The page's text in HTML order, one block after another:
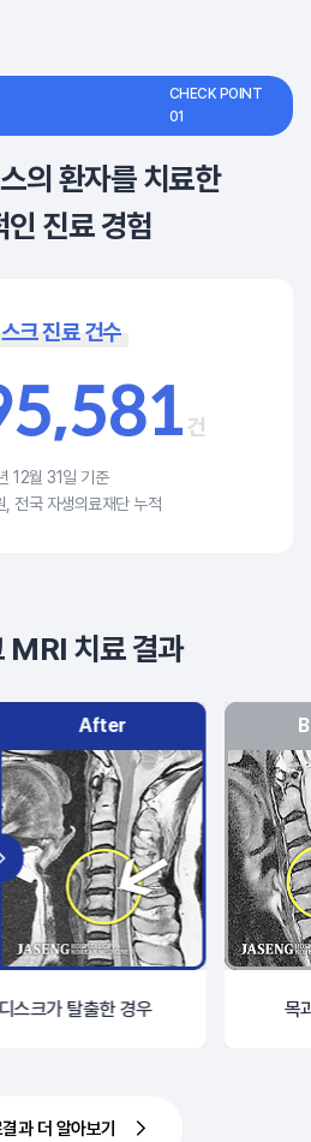
CHECK POINT
01
의 환자를 치료한
인 진료 경험
크 진료 건수
5,581 건
12월 31일 기준
, 전국 자생의료재단 누적
MRI 치료 결과
After
스크가 탈출한 경우 목
과 더 알아보기